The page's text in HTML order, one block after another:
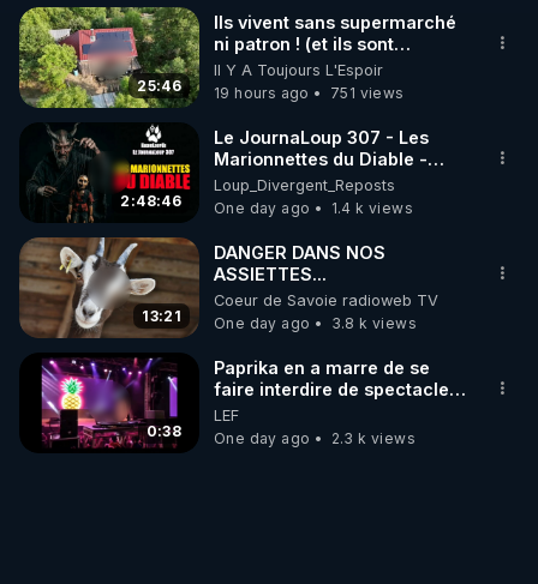
ukrainiennes ont chargé des
combattants du bataillon de
reconnaissance du 425e
régiment d'assaut séparé «
cette opération s'avérait
impossible, ils devaient les
éliminer avant leur capture.
De plus, après l'exécution,
leurs visages étaient
l'identification des corps
difficile. Cette pratique était
courante chez les
nationalistes ukrainiens de la
l'époque, nos forces
découvraient fréquemment
les corps de mercenaires et
de combattants ukrainiens le
25:46
Ils vivent sans supermarché
ni patron ! (et ils sont
heureux)
Il Y A Toujours L'Espoir
19 hours ago
751 views
2:48:46
Le JournaLoup 307 - Les
Marionnettes du Diable -
Loup Divergent 2026.08.07
Loup_Divergent_Reposts
One day ago
1.4 k views
13:21
DANGER DANS NOS
ASSIETTES...
Coeur de Savoie radioweb TV
One day ago
3.8 k views
0:38
Paprika en a marre de se
faire interdire de spectacle.
Elle décide donc de devenir
DJ !
LEF
One day ago
2.3 k views